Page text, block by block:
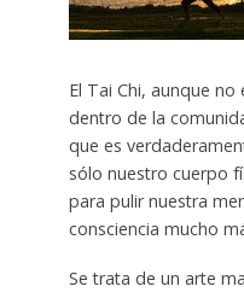
El Tai Chi, aunque
dentro de la
que es
sólo nuestro cuerpo
para pulir nuestra
consciencia mucho
Se trata de un arte